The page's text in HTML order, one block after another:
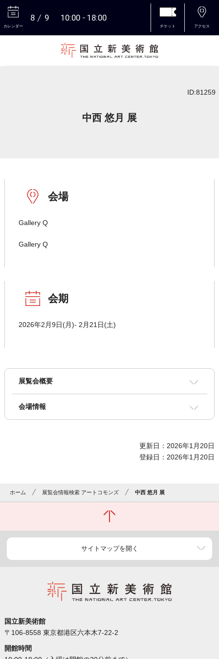
カレンダー
8 9 10:00 18:00
チケット アクセス
ID:81259
中西 悠月 展
会場
Gallery Q
Gallery Q
会期
2026年2月9日(月)- 2月21日(土)
展覧会概要
会場情報
更新日：2026年1月20日
登録日：2026年1月20日
ホーム 展覧会情報検索 アートコモンズ 中西 悠月 展
サイトマップを開く
国立新美術館
〒106-8558 東京都港区六本木7-22-2
開館時間